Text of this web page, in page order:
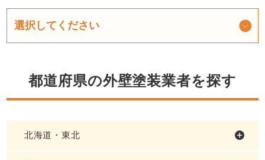
都道府県の外壁塗装業者を探す
北海道・東北